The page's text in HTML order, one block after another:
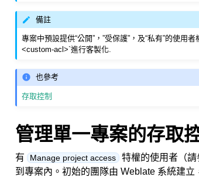
備註
專案中預設提供“公開”，”受保護”，及“私有”的使用
<custom-acl>`進行客製化.
也參考
存取控制
管理單一專案的存取
有 Manage project access 特權的使用者（請
到專案內。初始的團隊由 Weblate 系統建